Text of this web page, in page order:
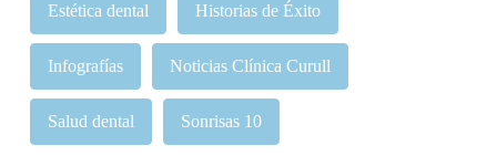
Estética dental Historias de Éxito
Infografías Noticias Clínica Curull
Salud dental Sonrisas 10